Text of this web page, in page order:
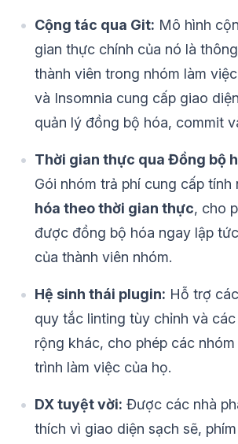
Cộng tác qua Git: Mô hình
gian thực chính của nó là
thành viên trong nhóm làm
và Insomnia cung cấp giao
quản lý đồng bộ hóa, commit
Thời gian thực qua Đồng bộ
Gói nhóm trả phí cung cấp tính
hóa theo thời gian thực, cho
được đồng bộ hóa ngay lập
của thành viên nhóm.
Hệ sinh thái plugin: Hỗ trợ
quy tắc linting tùy chỉnh và
rộng khác, cho phép các
trình làm việc của họ.
DX tuyệt vời: Được các nhà
thích vì giao diện sạch sẽ,